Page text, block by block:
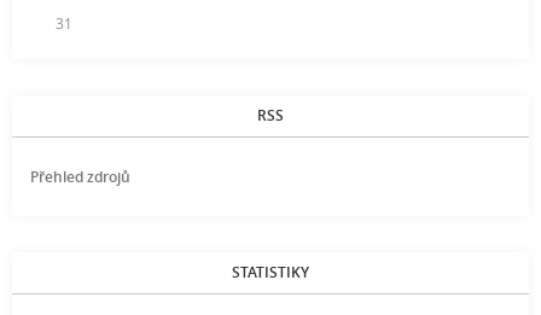
31
RSS
Přehled zdrojů
STATISTIKY